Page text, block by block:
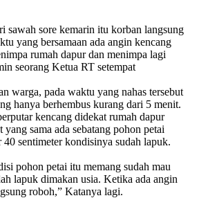
sawah sore kemarin itu korban langsung
yang bersamaan ada angin kencang
rumah dapur dan menimpa lagi
seorang Ketua RT setempat
warga, pada waktu yang nahas tersebut
hanya berhembus kurang dari 5 menit.
kencang didekat rumah dapur
sama ada sebatang pohon petai
40 sentimeter kondisinya sudah lapuk.
pohon petai itu memang sudah mau
lapuk dimakan usia. Ketika ada angin
roboh,” Katanya lagi.